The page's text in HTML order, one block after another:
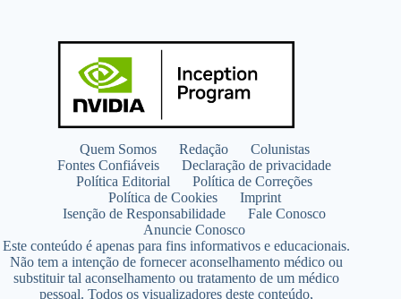
Quem Somos Redação
Colunistas
Fontes Confiáveis
Declaração de privacidade
Política Editorial
Política de Correções
Política de Cookies
Imprint
Isenção de Responsabilidade
Fale Conosco
Anuncie Conosco
Este conteúdo é apenas para fins informativos e educacionais.
Não tem a intenção de fornecer aconselhamento médico ou
substituir tal aconselhamento ou tratamento de um médico
pessoal. Todos os visualizadores deste conteúdo,